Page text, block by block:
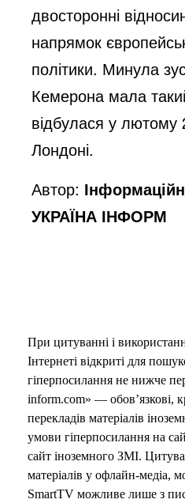
двосторонні
напрямок
політики. Минула
Кемерона мала
відбулася у лютому
Лондоні.
Автор:
УКРАЇНА ІНФОРМ
При цитуванні і
Інтернеті відкриті для
гіперпосилання не нижче
inform.com» — обов’язкові,
перекладів матеріалів
умови гіперпосилання на
сайт іноземного ЗМІ.
матеріалів у офлайн-медіа,
SmartTV можливе лише з